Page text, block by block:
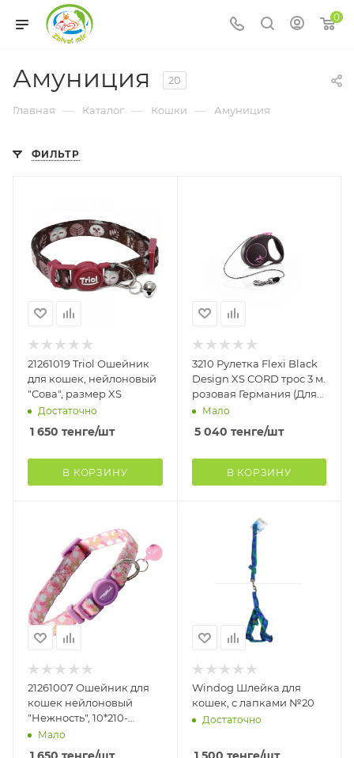
0
Амуниция 20
Главная — Каталог — Кошки — Амуниция
ФИЛЬТР
21261019 Triol Ошейник
для кошек, нейлоновый
"Сова", размер XS
Достаточно
1 650 тенге/шт
В КОРЗИНУ
3210 Рулетка Flexi Black
Design XS CORD трос 3 м.
розовая Германия (Для
собак, кошек и других
Мало
5 040 тенге/шт
В КОРЗИНУ
21261007 Ошейник для
кошек нейлоновый
"Нежность", 10*210-
330мм, Triol
Мало
Windog Шлейка для
кошек, с лапками №20
Достаточно